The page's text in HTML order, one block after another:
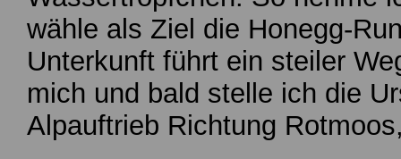
wähle als Ziel die Honegg-
Unterkunft führt ein steiler
mich und bald stelle ich die
Alpauftrieb Richtung